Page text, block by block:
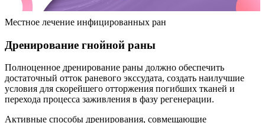
Местное лечение инфицированных ран
Дренирование гнойной раны
Полноценное дренирование раны должно обеспечить
достаточный отток раневого экссудата, создать наилучшие
условия для скорейшего отторжения погибших тканей и
перехода процесса заживления в фазу регенерации.
Активные способы дренирования, совмещающие